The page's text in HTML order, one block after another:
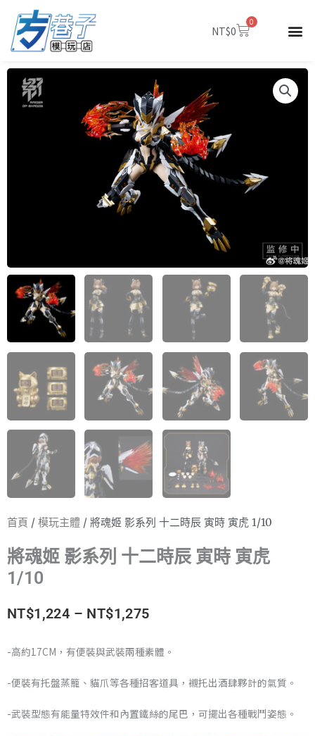
NT$0
0
購
首頁 / 模玩主體 / 將魂姬 影系列 十二時辰 寅時 寅虎 1/10
將魂姬 影系列 十二時辰 寅時 寅虎
1/10
NT$1,224 – NT$1,275價
NT$1,224
-高約17CM，有便裝與武裝兩種素體。
-便裝有托盤蒸籠、貓爪等各種招客道具，襯托出酒肆夥計的氣質。
-武裝型態有能量特效件和內置鐵絲的尾巴，可擺出各種戰鬥姿態。